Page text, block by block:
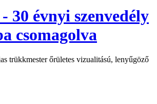
30 évnyi szenvedély
csomagolva
trükkmester őrületes vizualitású, lenyűgöző